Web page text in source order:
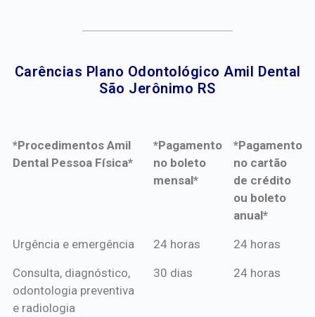
Carências Plano Odontológico Amil Dental
São Jerônimo RS​
*Procedimentos Amil
Dental Pessoa Física*
*Pagamento
no boleto
mensal*
*Pagamento
no cartão
de crédito
ou boleto
anual*
*Procedimentos Amil
*Pagamento
mensal*
*Pagamento
de crédito
Urgência e emergência 24 horas 24 horas
Consulta, diagnóstico,
odontologia preventiva
e radiologia
30 dias 24 horas